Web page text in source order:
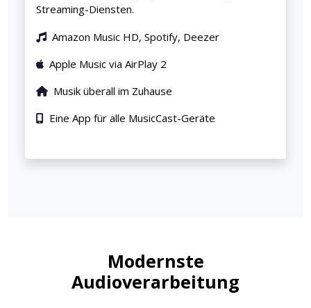
Streaming-Diensten.
Amazon Music HD, Spotify, Deezer
Apple Music via AirPlay 2
Musik überall im Zuhause
Eine App für alle MusicCast-Geräte
Modernste
Audioverarbeitung